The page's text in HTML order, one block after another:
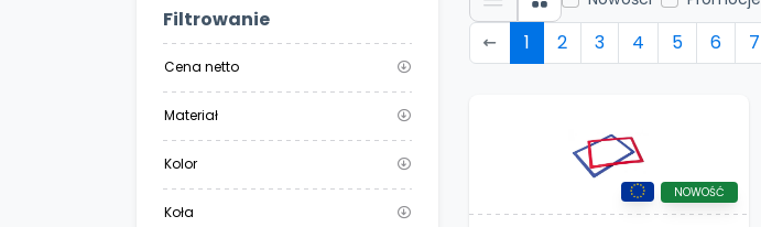
Filtrowanie
Cena netto
Materiał
Kolor
Koła
1 2 3 4 5 6 7
NOWOŚĆ